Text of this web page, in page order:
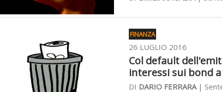
FINANZA
26 LUGLIO 2016
Col default
interessi sui bond
DI DARIO FERRARA|